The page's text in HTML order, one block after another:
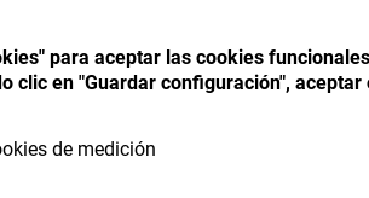
para aceptar las cookies
clic en "Guardar configuración",
de medición
your accounts and
consumables